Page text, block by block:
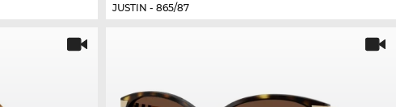
JUSTIN - 865/87